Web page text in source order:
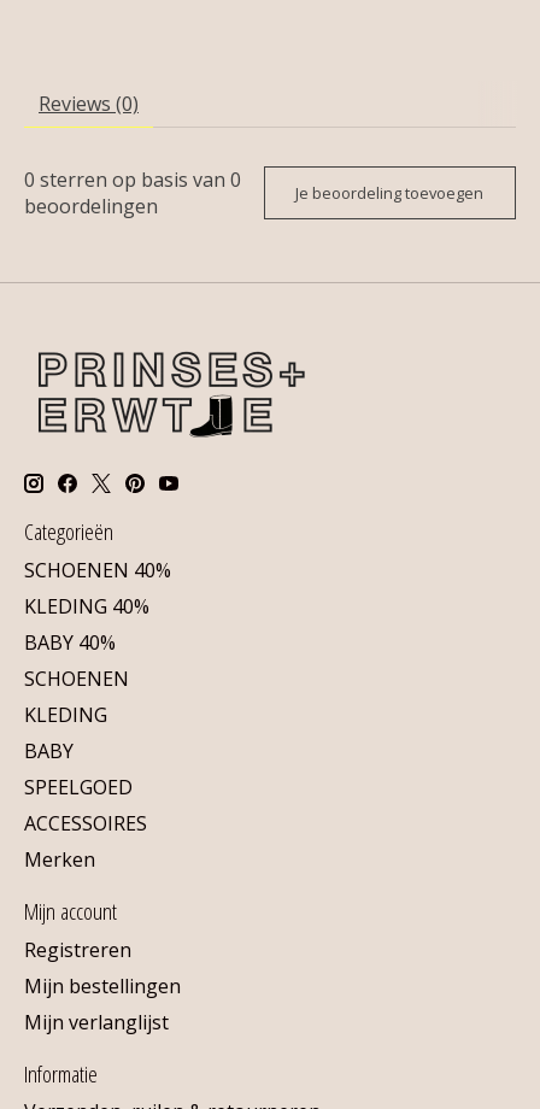
Reviews (0)
0 sterren op basis van 0
beoordelingen
Je beoordeling toevoegen
Categorieën
SCHOENEN 40%
KLEDING 40%
BABY 40%
SCHOENEN
KLEDING
BABY
SPEELGOED
ACCESSOIRES
Merken
Mijn account
Registreren
Mijn bestellingen
Mijn verlanglijst
Informatie